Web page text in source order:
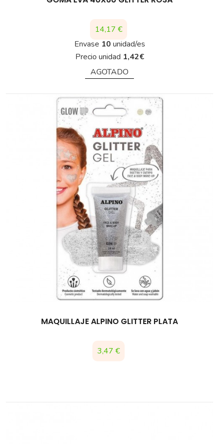
Precio
14,17 €
Envase 10 unidad/es
Precio unidad 1,42€
AGOTADO
MAQUILLAJE ALPINO GLITTER PLATA
Precio
3,47 €